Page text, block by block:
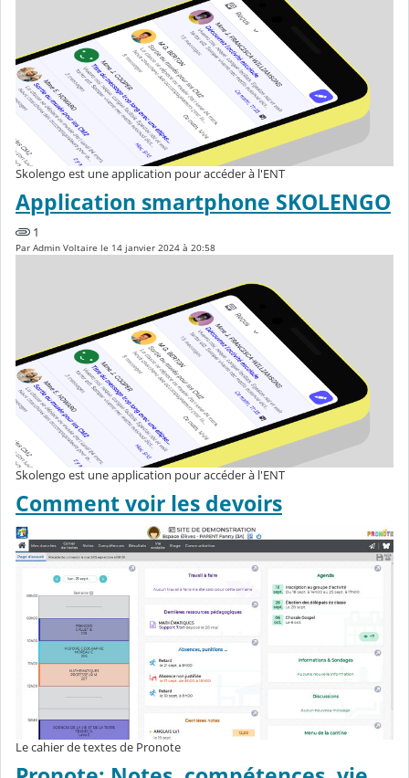
Skolengo est une application pour accéder à l'ENT
Application smartphone SKOLENGO
1
Par Admin Voltaire le 14 janvier 2024 à 20:58
Skolengo est une application pour accéder à l'ENT
Comment voir les devoirs
Le cahier de textes de Pronote